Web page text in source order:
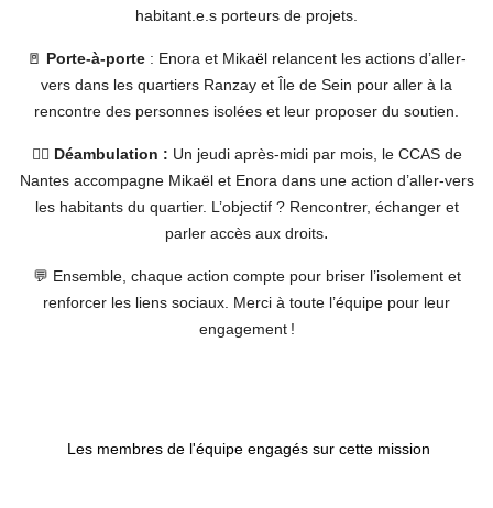
habitant.e.s porteurs de projets.
🚪 Porte-à-porte : Enora et Mikaël relancent les actions d’aller-
vers dans les quartiers Ranzay et Île de Sein pour aller à la
rencontre des personnes isolées et leur proposer du soutien.
🚶‍♀️ Déambulation : Un jeudi après-midi par mois, le CCAS de
Nantes accompagne Mikaël et Enora dans une action d’aller-vers
les habitants du quartier. L’objectif ? Rencontrer, échanger et
parler accès aux droits.
💬 Ensemble, chaque action compte pour briser l’isolement et
renforcer les liens sociaux. Merci à toute l’équipe pour leur
engagement !
Les membres de l'équipe engagés sur cette mission